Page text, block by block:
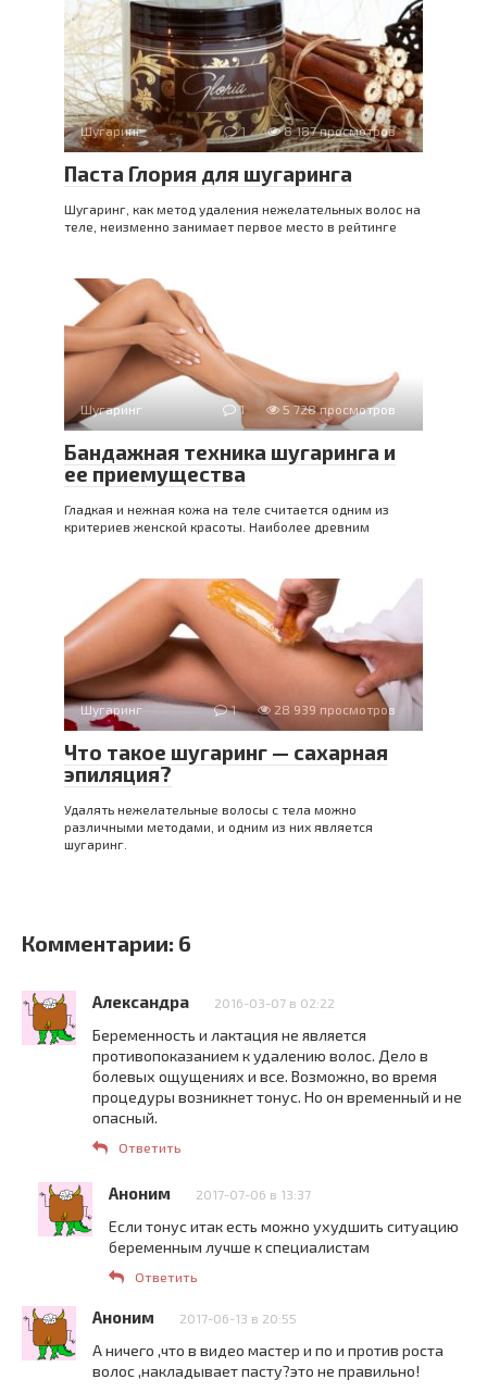
Шугаринг 1 8 187 просмотров
Паста Глория для шугаринга
Шугаринг, как метод удаления нежелательных волос на
теле, неизменно занимает первое место в рейтинге
Шугаринг 1 5 728 просмотров
Бандажная техника шугаринга и
ее приемущества
Гладкая и нежная кожа на теле считается одним из
критериев женской красоты. Наиболее древним
Шугаринг 1 28 939 просмотров
Что такое шугаринг — сахарная
эпиляция?
Удалять нежелательные волосы с тела можно
различными методами, и одним из них является
шугаринг.
Комментарии: 6
Александра 2016-03-07 в 02:22
Беременность и лактация не является
противопоказанием к удалению волос. Дело в
болевых ощущениях и все. Возможно, во время
процедуры возникнет тонус. Но он временный и не
опасный.
Ответить
Аноним 2017-07-06 в 13:37
Если тонус итак есть можно ухудшить ситуацию
беременным лучше к специалистам
Ответить
Аноним 2017-06-13 в 20:55
А ничего ,что в видео мастер и по и против роста
волос ,накладывает пасту?это не правильно!